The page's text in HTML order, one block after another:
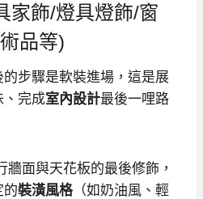
家飾/燈具燈飾/窗
品等)
步驟是軟裝進場，這是展
、完成室內設計最後一哩路
牆面與天花板的最後修飾，
的裝潢風格（如奶油風、輕